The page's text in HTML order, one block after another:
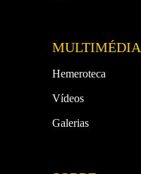
MULTIMÉDIA
Hemeroteca
Vídeos
Galerias